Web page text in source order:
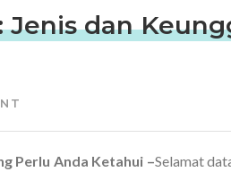
dan
Perlu Anda Ketahui –Selamat